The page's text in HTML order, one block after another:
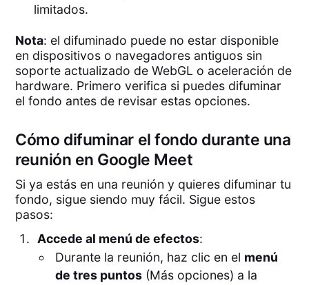
limitados.
Nota: el difuminado puede no estar disponible
en dispositivos o navegadores antiguos sin
soporte actualizado de WebGL o aceleración de
hardware. Primero verifica si puedes difuminar
el fondo antes de revisar estas opciones.
Cómo difuminar el fondo durante una
reunión en Google Meet
Si ya estás en una reunión y quieres difuminar tu
fondo, sigue siendo muy fácil. Sigue estos
pasos:
Accede al menú de efectos:
Durante la reunión, haz clic en el menú
de tres puntos (Más opciones) a la